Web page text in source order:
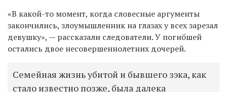
«В какой-то момент, когда словесные аргументы
закончились, злоумышленник на глазах у всех зарезал
девушку», — рассказали следователи. У погибшей
остались двое несовершеннолетних дочерей.
Семейная жизнь убитой и бывшего зэка, как
стало известно позже, была далека